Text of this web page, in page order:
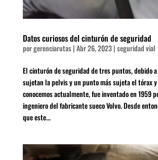
Datos curiosos del cinturón de seguridad
porgerenciarutas|Abr 26, 2023|seguridad vial
El cinturón de seguridad de tres puntos, debido
sujetan la pelvis y un punto más sujeta el tórax
conocemos actualmente, fue inventado en 1959
ingeniero del fabricante sueco Volvo. Desde
que este...